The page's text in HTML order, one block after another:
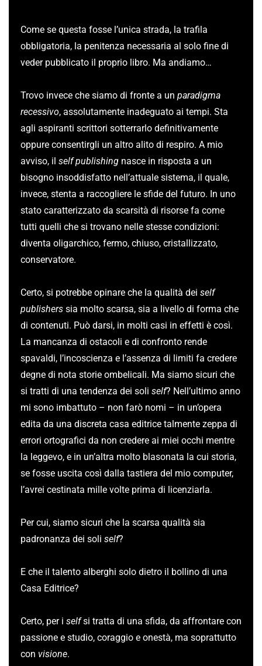
Come se questa fosse l’unica strada, la trafila
obbligatoria, la penitenza necessaria al solo fine di
veder pubblicato il proprio libro. Ma andiamo…
Trovo invece che siamo di fronte a un paradigma
recessivo, assolutamente inadeguato ai tempi. Sta
agli aspiranti scrittori sotterrarlo definitivamente
oppure consentirgli un altro alito di respiro. A mio
avviso, il self publishing nasce in risposta a un
bisogno insoddisfatto nell’attuale sistema, il quale,
invece, stenta a raccogliere le sfide del futuro. In uno
stato caratterizzato da scarsità di risorse fa come
tutti quelli che si trovano nelle stesse condizioni:
diventa oligarchico, fermo, chiuso, cristallizzato,
conservatore.
Certo, si potrebbe opinare che la qualità dei self
publishers sia molto scarsa, sia a livello di forma che
di contenuti. Può darsi, in molti casi in effetti è così.
La mancanza di ostacoli e di confronto rende
spavaldi, l’incoscienza e l’assenza di limiti fa credere
degne di nota storie ombelicali. Ma siamo sicuri che
si tratti di una tendenza dei soli self? Nell’ultimo anno
mi sono imbattuto – non farò nomi – in un’opera
edita da una discreta casa editrice talmente zeppa di
errori ortografici da non credere ai miei occhi mentre
la leggevo, e in un’altra molto blasonata la cui storia,
se fosse uscita così dalla tastiera del mio computer,
l’avrei cestinata mille volte prima di licenziarla.
Per cui, siamo sicuri che la scarsa qualità sia
padronanza dei soli self?
E che il talento alberghi solo dietro il bollino di una
Casa Editrice?
Certo, per i selfsi tratta di una sfida, da affrontare con
passione e studio, coraggio e onestà, ma soprattutto
con visione.